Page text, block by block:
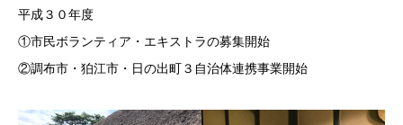
平成３０年度
①市民ボランティア・エキストラの募集開始
②調布市・狛江市・日の出町３自治体連携事業開始